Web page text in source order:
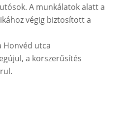
A munkálatok alatt a
végig biztosított a
Honvéd utca
a korszerűsítés